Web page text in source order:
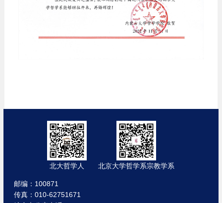
北大哲学人 北京大学哲学系宗教学系
邮编：100871
传真：010-62751671